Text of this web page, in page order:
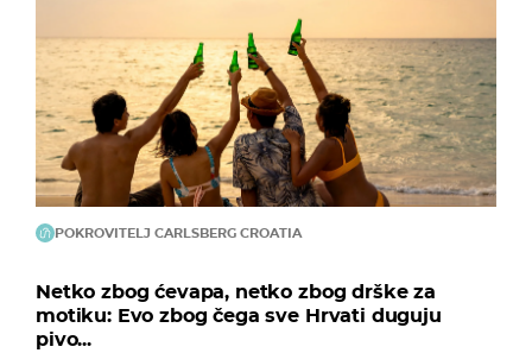
POKROVITELJ CARLSBERG CROATIA
Netko zbog ćevapa, netko zbog drške za
motiku: Evo zbog čega sve Hrvati duguju
pivo...